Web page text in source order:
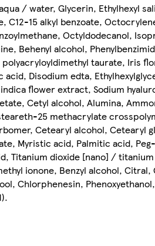
/ water, Glycerin, Ethylhexyl
C12-15 alkyl benzoate,
Octyldodecanol,
Behenyl alcohol,
taurate, Iris
Disodium edta,
flower extract, Sodium
Cetyl alcohol, Alumina,
25 methacrylate
Cetearyl alcohol, Cetearyl
Myristic acid, Palmitic acid,
Titanium dioxide [nano] /
ionone, Benzyl alcohol,
Chlorphenesin,